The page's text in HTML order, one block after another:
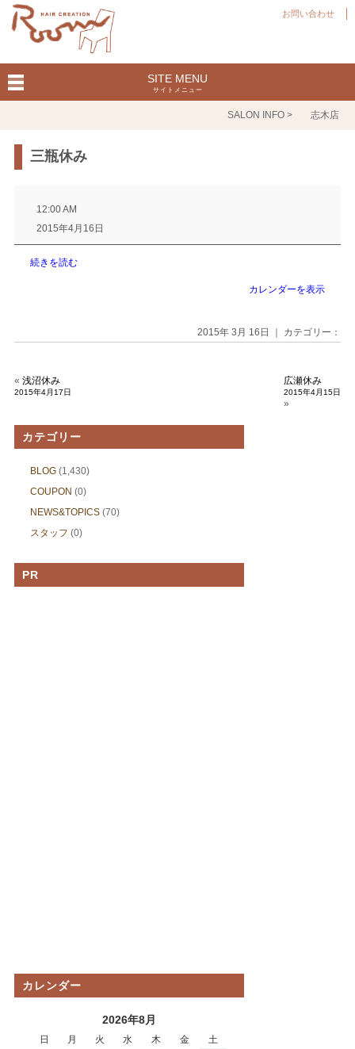
お問い合わせ
SITE MENU
サイトメニュー
SALON INFO > 志木店
三瓶休み
12:00 AM
2015年4月16日
続きを読む
カレンダーを表示
2015年 3月 16日 ｜ カテゴリー：
« 浅沼休み
2015年4月17日
広瀬休み
2015年4月15日
»
カテゴリー
BLOG(1,430)
COUPON (0)
NEWS&TOPICS(70)
スタッフ (0)
PR
カレンダー
2026年8月
日 月 火 水 木 金
土